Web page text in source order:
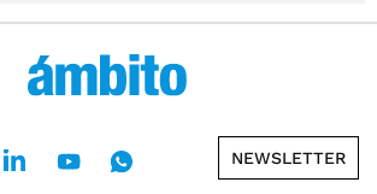
NEWSLETTER